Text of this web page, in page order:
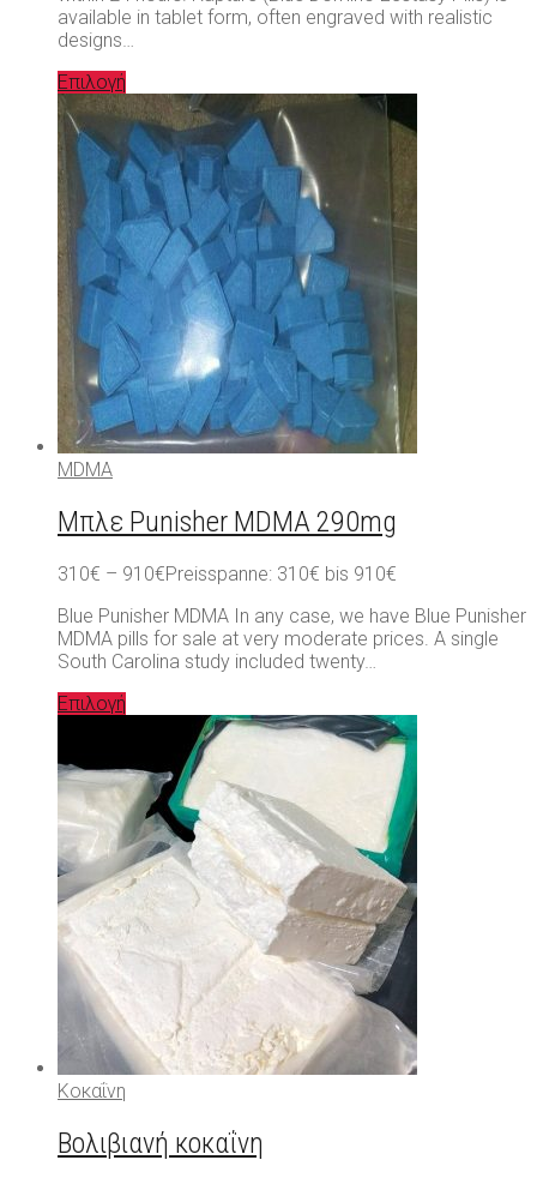
available in tablet form, often engraved with realistic
designs…
Επιλογή
MDMA
Μπλε Punisher MDMA 290mg
310€ – 910€Preisspanne: 310€ bis 910€
Blue Punisher MDMA In any case, we have Blue Punisher
MDMA pills for sale at very moderate prices. A single
South Carolina study included twenty…
Επιλογή
Κοκαΐνη
Βολιβιανή κοκαΐνη